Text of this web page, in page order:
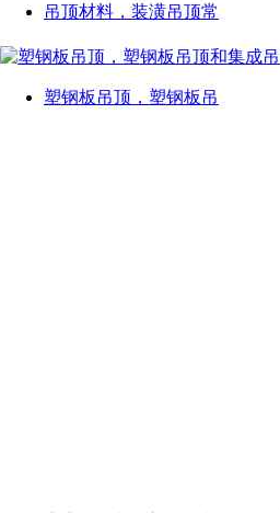
吊顶材料，装潢吊顶常
塑钢板吊顶，塑钢板吊